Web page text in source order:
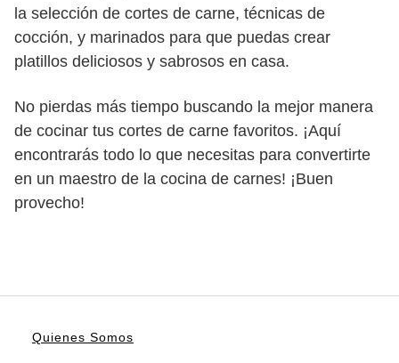
la selección de cortes de carne, técnicas de
cocción, y marinados para que puedas crear
platillos deliciosos y sabrosos en casa.
No pierdas más tiempo buscando la mejor manera
de cocinar tus cortes de carne favoritos. ¡Aquí
encontrarás todo lo que necesitas para convertirte
en un maestro de la cocina de carnes! ¡Buen
provecho!
Quienes Somos